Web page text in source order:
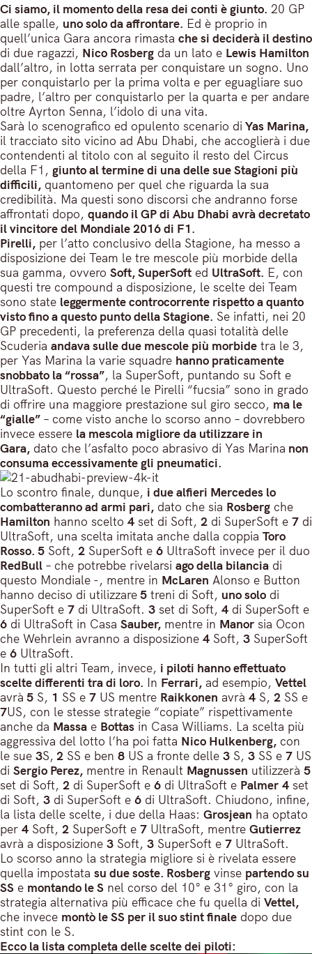
Ci siamo, il momento della resa dei conti è giunto. 20 GP
alle spalle, uno solo da affrontare. Ed è proprio in
quell’unica Gara ancora rimasta che si deciderà il destino
di due ragazzi, Nico Rosberg da un lato e Lewis Hamilton
dall’altro, in lotta serrata per conquistare un sogno. Uno
per conquistarlo per la prima volta e per eguagliare suo
padre, l’altro per conquistarlo per la quarta e per andare
oltre Ayrton Senna, l’idolo di una vita.
Sarà lo scenografico ed opulento scenario di Yas Marina,
il tracciato sito vicino ad Abu Dhabi, che accoglierà i due
contendenti al titolo con al seguito il resto del Circus
della F1, giunto al termine di una delle sue Stagioni più
difficili, quantomeno per quel che riguarda la sua
credibilità. Ma questi sono discorsi che andranno forse
affrontati dopo, quando il GP di Abu Dhabi avrà decretato
il vincitore del Mondiale 2016 di F1.
Pirelli, per l’atto conclusivo della Stagione, ha messo a
disposizione dei Team le tre mescole più morbide della
sua gamma, ovvero Soft, SuperSoft ed UltraSoft. E, con
questi tre compound a disposizione, le scelte dei Team
sono state leggermente controcorrente rispetto a quanto
visto fino a questo punto della Stagione. Se infatti, nei 20
GP precedenti, la preferenza della quasi totalità delle
Scuderia andava sulle due mescole più morbide tra le 3,
per Yas Marina la varie squadre hanno praticamente
snobbato la “rossa”, la SuperSoft, puntando su Soft e
UltraSoft. Questo perché le Pirelli “fucsia” sono in grado
di offrire una maggiore prestazione sul giro secco, ma le
“gialle” – come visto anche lo scorso anno – dovrebbero
invece essere la mescola migliore da utilizzare in
Gara, dato che l’asfalto poco abrasivo di Yas Marina non
consuma eccessivamente gli pneumatici.
Lo scontro finale, dunque, i due alfieri Mercedes lo
combatteranno ad armi pari, dato che sia Rosberg che
Hamilton hanno scelto 4 set di Soft, 2 di SuperSoft e 7 di
UltraSoft, una scelta imitata anche dalla coppia Toro
Rosso. 5 Soft, 2 SuperSoft e 6 UltraSoft invece per il duo
RedBull – che potrebbe rivelarsi ago della bilancia di
questo Mondiale -, mentre in McLaren Alonso e Button
hanno deciso di utilizzare5 treni di Soft, uno solo di
SuperSoft e 7 di UltraSoft. 3 set di Soft, 4 di SuperSoft e
6 di UltraSoft in Casa Sauber, mentre in Manor sia Ocon
che Wehrlein avranno a disposizione 4 Soft, 3 SuperSoft
e 6 UltraSoft.
In tutti gli altri Team, invece, i piloti hanno effettuato
scelte differenti tra di loro. In Ferrari, ad esempio, Vettel
avrà 5 S, 1 SS e 7 US mentre Raikkonen avrà 4 S, 2 SS e
7US, con le stesse strategie “copiate” rispettivamente
anche da Massa e Bottas in Casa Williams. La scelta più
aggressiva del lotto l’ha poi fatta Nico Hulkenberg, con
le sue 3S, 2 SS e ben 8 US a fronte delle 3 S, 3 SS e 7 US
di Sergio Perez, mentre in Renault Magnussen utilizzerà 5
set di Soft, 2 di SuperSoft e 6 di UltraSoft e Palmer 4 set
di Soft, 3 di SuperSoft e 6 di UltraSoft. Chiudono, infine,
la lista delle scelte, i due della Haas: Grosjean ha optato
per 4 Soft, 2 SuperSoft e 7 UltraSoft, mentre Gutierrez
avrà a disposizione 3 Soft, 3 SuperSoft e 7 UltraSoft.
Lo scorso anno la strategia migliore si è rivelata essere
quella impostata su due soste. Rosberg vinse partendo su
SS e montando le S nel corso del 10° e 31° giro, con la
strategia alternativa più efficace che fu quella di Vettel,
che invece montò le SS per il suo stint finale dopo due
stint con le S.
Ecco la lista completa delle scelte dei piloti: